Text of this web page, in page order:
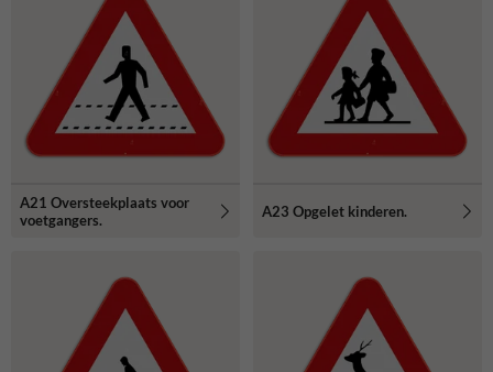
A21 Oversteekplaats voor
voetgangers.
A23 Opgelet kinderen.